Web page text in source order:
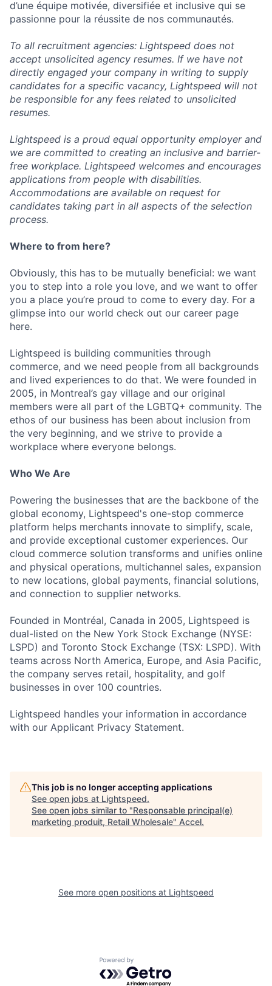
d’une équipe motivée, diversifiée et inclusive qui se
passionne pour la réussite de nos communautés.
To all recruitment agencies: Lightspeed does not
accept unsolicited agency resumes. If we have not
directly engaged your company in writing to supply
candidates for a specific vacancy, Lightspeed will not
be responsible for any fees related to unsolicited
resumes.
Lightspeed is a proud equal opportunity employer and
we are committed to creating an inclusive and barrier-
free workplace. Lightspeed welcomes and encourages
applications from people with disabilities.
Accommodations are available on request for
candidates taking part in all aspects of the selection
process.
Where to from here?
Obviously, this has to be mutually beneficial: we want
you to step into a role you love, and we want to offer
you a place you’re proud to come to every day. For a
glimpse into our world check out our career page
here.
Lightspeed is building communities through
commerce, and we need people from all backgrounds
and lived experiences to do that. We were founded in
2005, in Montreal’s gay village and our original
members were all part of the LGBTQ+ community. The
ethos of our business has been about inclusion from
the very beginning, and we strive to provide a
workplace where everyone belongs.
Who We Are
Powering the businesses that are the backbone of the
global economy, Lightspeed's one-stop commerce
platform helps merchants innovate to simplify, scale,
and provide exceptional customer experiences. Our
cloud commerce solution transforms and unifies online
and physical operations, multichannel sales, expansion
to new locations, global payments, financial solutions,
and connection to supplier networks.
Founded in Montréal, Canada in 2005, Lightspeed is
dual-listed on the New York Stock Exchange (NYSE:
LSPD) and Toronto Stock Exchange (TSX: LSPD). With
teams across North America, Europe, and Asia Pacific,
the company serves retail, hospitality, and golf
businesses in over 100 countries.
Lightspeed handles your information in accordance
with our Applicant Privacy Statement.
This job is no longer accepting applications
See open jobs at Lightspeed.
See open jobs similar to "Responsable principal(e)
marketing produit, Retail Wholesale" Accel.
See more open positions at Lightspeed
Powered by Getro.com